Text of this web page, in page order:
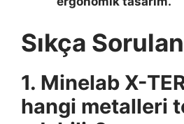
Sıkça
1. Minelab X-
hangi metalleri